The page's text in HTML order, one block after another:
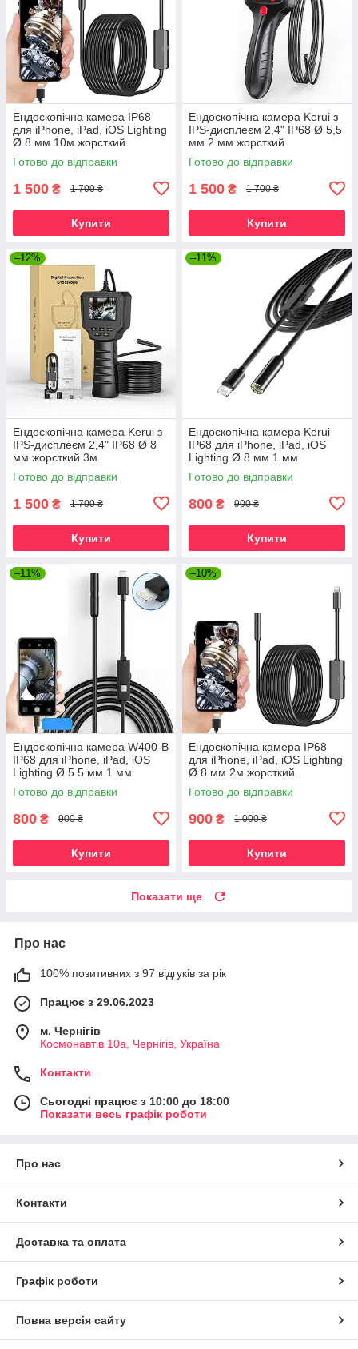
Ендоскопічна камера IP68
для iPhone, iPad, iOS Lighting
Ø 8 мм 10м жорсткий.
Готово до відправки
1 500 ₴ 1 700 ₴
Купити
Ендоскопічна камера Kerui з
IPS-дисплеєм 2,4" IP68 Ø 5,5
мм 2 мм жорсткий.
Готово до відправки
1 500 ₴ 1 700 ₴
Купити
–12%
Ендоскопічна камера Kerui з
IPS-дисплеєм 2,4" IP68 Ø 8
мм жорсткий 3м.
Готово до відправки
1 500 ₴ 1 700 ₴
Купити
–11%
Ендоскопічна камера Kerui
IP68 для iPhone, iPad, iOS
Lighting Ø 8 мм 1 мм
жорсткий.
Готово до відправки
800 ₴ 900 ₴
Купити
–11%
Ендоскопічна камера W400-B
IP68 для iPhone, iPad, iOS
Lighting Ø 5.5 мм 1 мм
жорсткий
Готово до відправки
800 ₴ 900 ₴
Купити
–10%
Ендоскопічна камера IP68
для iPhone, iPad, iOS Lighting
Ø 8 мм 2м жорсткий.
Готово до відправки
900 ₴ 1 000 ₴
Купити
Показати ще
Про нас
100% позитивних з 97 відгуків за рік
Працює з 29.06.2023
м. Чернігів
Космонавтів 10а, Чернігів, Україна
Контакти
Сьогодні працює з 10:00 до 18:00
Показати весь графік роботи
Про нас
Контакти
Доставка та оплата
Графік роботи
Повна версія сайту